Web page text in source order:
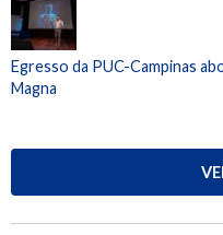
Egresso da PUC-Campinas
Magna